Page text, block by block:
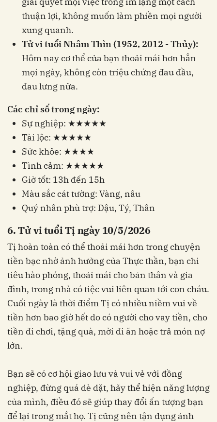
thuận lợi, không muốn làm phiền mọi người
xung quanh.
Tử vi tuổi Nhâm Thìn (1952, 2012 - Thủy):
Hôm nay cơ thể của bạn thoải mái hơn hẳn
mọi ngày, không còn triệu chứng đau đầu,
đau lưng nữa.
Các chỉ số trong ngày:
Sự nghiệp: ★★★★★
Tài lộc: ★★★★★
Sức khỏe: ★★★★
Tình cảm: ★★★★★
Giờ tốt: 13h đến 15h
Màu sắc cát tường: Vàng, nâu
Quý nhân phù trợ: Dậu, Tý, Thân
6. Tử vi tuổi Tị ngày 10/5/2026
Tị hoàn toàn có thể thoải mái hơn trong chuyện
tiền bạc nhờ ảnh hưởng của Thực thần, bạn chi
tiêu hào phóng, thoải mái cho bản thân và gia
đình, trong nhà có tiệc vui liên quan tới con cháu.
Cuối ngày là thời điểm Tị có nhiều niềm vui về
tiền hơn bao giờ hết do có người cho vay tiền, cho
tiền đi chơi, tặng quà, mời đi ăn hoặc trả món nợ
lớn.
Bạn sẽ có cơ hội giao lưu và vui vẻ với đồng
nghiệp, đừng quá dè dặt, hãy thể hiện năng lượng
của mình, điều đó sẽ giúp thay đổi ấn tượng bạn
để lại trong mắt họ. Tị cũng nên tận dụng ảnh